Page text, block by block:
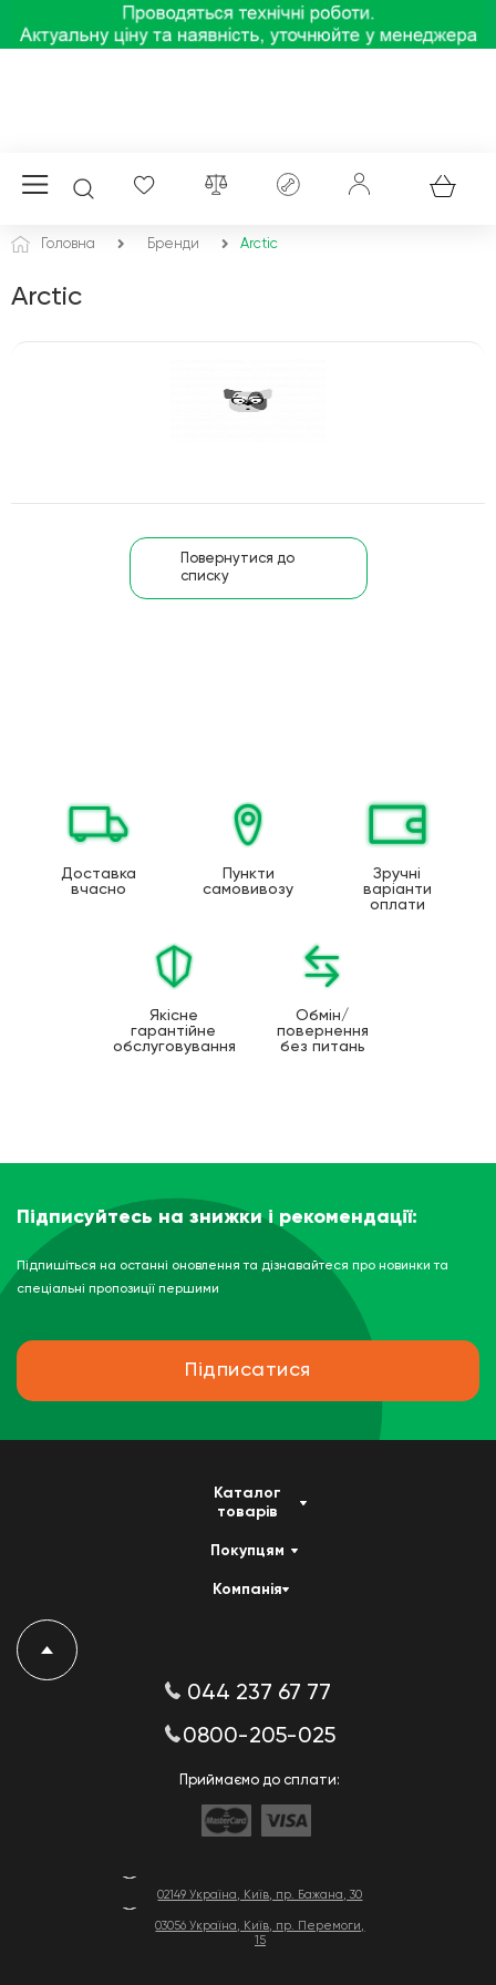
Головна Бренди Arctic
Arctic
Повернутися до
списку
Доставка
вчасно
Пункти
самовивозу
Зручні
варіанти
оплати
Якісне
гарантійне
обслуговування
Обмін/
повернення
без питань
Підписуйтесь на знижки і рекомендації:
Підпишіться на останні оновлення та дізнавайтеся про новинки та
спеціальні пропозиції першими
Підписатися
02149 Україна, Київ, пр. Бажана, 30
03056 Україна, Київ, пр. Перемоги,
15
Каталог
товарів
Покупцям
Компанія
044 237 67 77
0800-205-025
Приймаємо до сплати: